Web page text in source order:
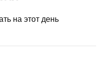
на этот день